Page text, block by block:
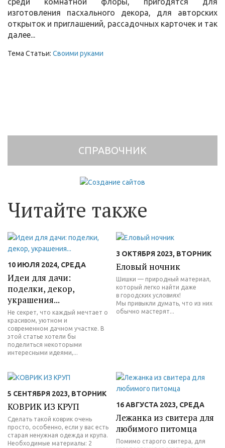
изготовления пасхального декора, для авторских
открыток и приглашений, рассадочных карточек и так
далее...
Тема Статьи: Своими руками
СПРАВОЧНИК
Читайте также
10 ИЮЛЯ 2024, СРЕДА
Идеи для дачи:
поделки, декор,
украшения...
Не секрет, что каждый мечтает о
красивом, уютном и
современном дачном участке. В
этой статье хотели бы
поделиться некоторыми
интересными идеями,...
3 ОКТЯБРЯ 2023, ВТОРНИК
Еловый ночник
Шишки — природный материал,
который легко найти даже
в городских условиях!
Мы привыкли думать, что из них
обычно мастерят...
5 СЕНТЯБРЯ 2023, ВТОРНИК
КОВРИК ИЗ КРУП
Сделать такой коврик очень
просто, особенно, если у вас есть
старая ненужная одежда и крупа.
Необходимые материалы: 2
16 АВГУСТА 2023, СРЕДА
Лежанка из свитера для
любимого питомца
Помимо старого свитера, для